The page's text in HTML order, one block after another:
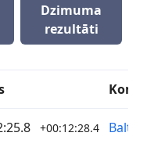
Dzimuma
rezultāti
+00:12:28.4